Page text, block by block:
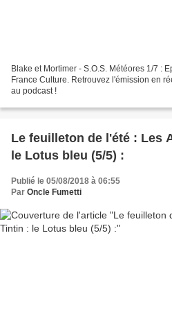
Blake et Mortimer - S.O.S. Météores 1/7 :
France Culture. Retrouvez l'émission en
au podcast !
Le feuilleton de l'été : Les
le Lotus bleu (5/5) :
Publié le 05/08/2018 à 06:55
Par Oncle Fumetti